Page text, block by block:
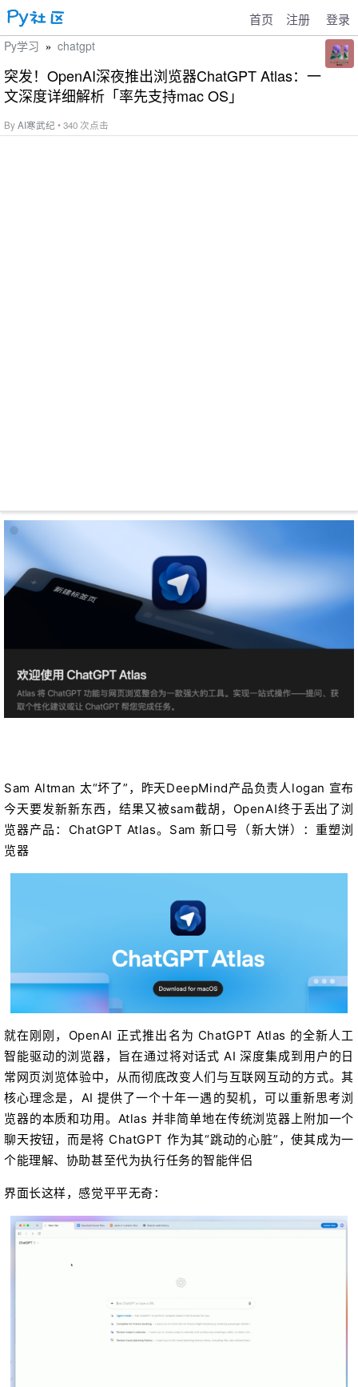
首页 注册 登录
Py学习 » chatgpt
突发！OpenAI深夜推出浏览器ChatGPT Atlas：一
文深度详细解析「率先支持mac OS」
ByAI寒武纪 • 340 次点击
Sam Altman 太“坏了”，昨天DeepMind产品负责人logan 宣布
今天要发新新东西，结果又被sam截胡，OpenAI终于丢出了浏
览器产品：ChatGPT Atlas。Sam 新口号（新大饼）：重塑浏
览器
就在刚刚，OpenAI 正式推出名为 ChatGPT Atlas 的全新人工
智能驱动的浏览器，旨在通过将对话式 AI 深度集成到用户的日
常网页浏览体验中，从而彻底改变人们与互联网互动的方式。其
核心理念是，AI 提供了一个十年一遇的契机，可以重新思考浏
览器的本质和功用。Atlas 并非简单地在传统浏览器上附加一个
聊天按钮，而是将 ChatGPT 作为其“跳动的心脏”，使其成为一
个能理解、协助甚至代为执行任务的智能伴侣
界面长这样，感觉平平无奇：